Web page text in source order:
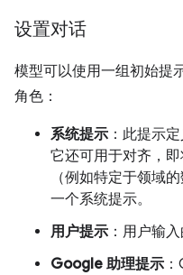
设置对话
模型可以使用一组初始提
角色：
系统提示 ：此提示
它还可用于对齐，
（例如特定于领域
一个系统提示。
用户提示 ：用户输入
Google 助理提示